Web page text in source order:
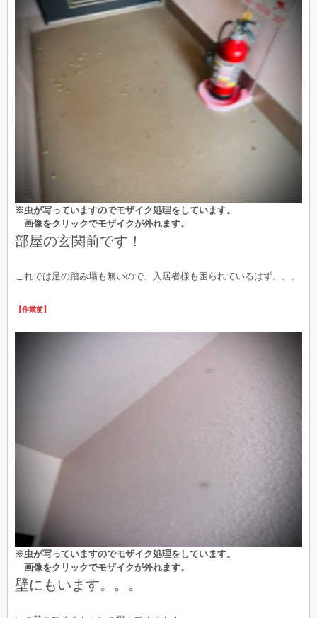
※虫が写っていますのでモザイク処理をしています。
画像をクリックでモザイクが外れます。
部屋の玄関前です！
これでは足の踏み場も無いので、入居者様も困られているはず。。。
【作業前】
※虫が写っていますのでモザイク処理をしています。
画像をクリックでモザイクが外れます。
壁にもいます。。。